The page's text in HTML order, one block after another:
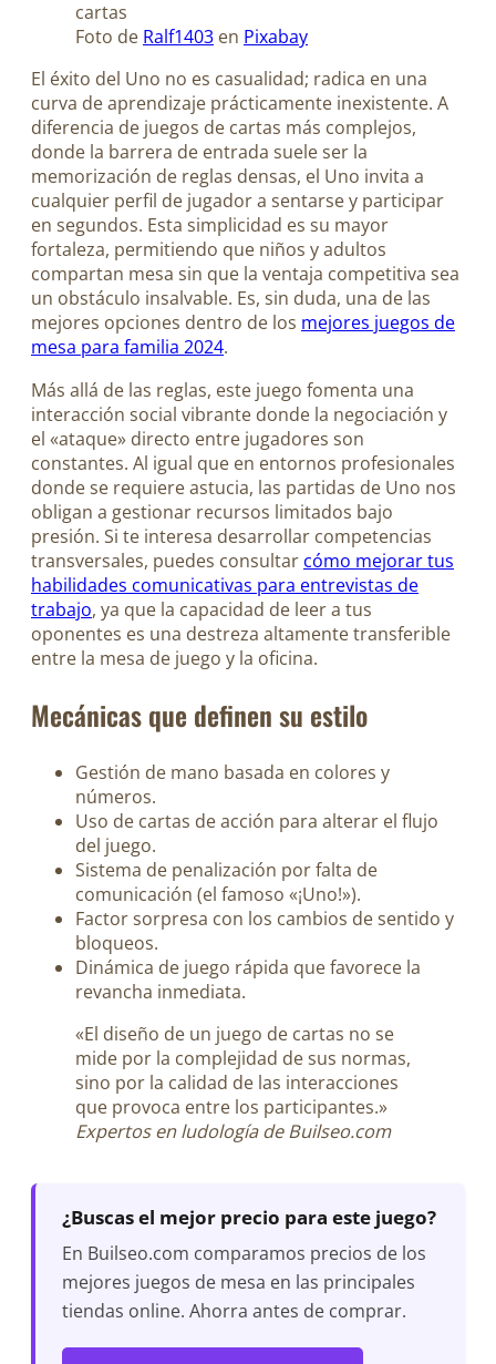
Foto de Ralf1403 en Pixabay
El éxito del Uno no es casualidad; radica en una
curva de aprendizaje prácticamente inexistente. A
diferencia de juegos de cartas más complejos,
donde la barrera de entrada suele ser la
memorización de reglas densas, el Uno invita a
cualquier perfil de jugador a sentarse y participar
en segundos. Esta simplicidad es su mayor
fortaleza, permitiendo que niños y adultos
compartan mesa sin que la ventaja competitiva sea
un obstáculo insalvable. Es, sin duda, una de las
mejores opciones dentro de los mejores juegos de
mesa para familia 2024.
Más allá de las reglas, este juego fomenta una
interacción social vibrante donde la negociación y
el «ataque» directo entre jugadores son
constantes. Al igual que en entornos profesionales
donde se requiere astucia, las partidas de Uno nos
obligan a gestionar recursos limitados bajo
presión. Si te interesa desarrollar competencias
transversales, puedes consultar cómo mejorar tus
habilidades comunicativas para entrevistas de
trabajo, ya que la capacidad de leer a tus
oponentes es una destreza altamente transferible
entre la mesa de juego y la oficina.
Mecánicas que definen su estilo
Gestión de mano basada en colores y
números.
Uso de cartas de acción para alterar el flujo
del juego.
Sistema de penalización por falta de
comunicación (el famoso «¡Uno!»).
Factor sorpresa con los cambios de sentido y
bloqueos.
Dinámica de juego rápida que favorece la
revancha inmediata.
«El diseño de un juego de cartas no se
mide por la complejidad de sus normas,
sino por la calidad de las interacciones
que provoca entre los participantes.»
Expertos en ludología de Builseo.com
¿Buscas el mejor precio para este juego?
En Builseo.com comparamos precios de los
mejores juegos de mesa en las principales
tiendas online. Ahorra antes de comprar.